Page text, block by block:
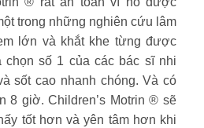
trong những nghiên cứu lâm
lớn và khắt khe từng được
số 1 của các bác sĩ nhi
sốt cao nhanh chóng. Và có
8 giờ. Children’s Motrin ® sẽ
tốt hơn và yên tâm hơn khi